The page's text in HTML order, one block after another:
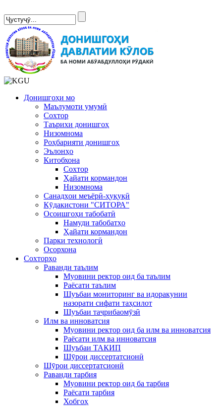
Донишгоҳи мо
Маълумоти умумӣ
Сохтор
Таърихи донишгоҳ
Низомнома
Роҳбарияти донишгоҳ
Эълонҳо
Китобхона
Сохтор
Ҳайати кормандон
Низомнома
Санадҳои меъёрӣ-ҳуқуқӣ
Кӯдакистони "СИТОРА"
Осоишгоҳи табобатӣ
Намуди табобатҳо
Ҳайати кормандон
Парки технологӣ
Осорхона
Сохторҳо
Раванди таълим
Муовини ректор оид ба таълим
Раёсати таълим
Шуъбаи мониторинг ва идоракунии
назорати сифати таҳсилот
Шуъбаи таҷрибаомӯзӣ
Илм ва инноватсия
Муовини ректор оид ба илм ва инноватсия
Раёсати илм ва инноватсия
Шуъбаи ТАКИП
Шӯрои диссертатсионӣ
Шӯрои диссертатсионӣ
Раванди тарбия
Муовини ректор оид ба тарбия
Раёсати тарбия
Хобгоҳ